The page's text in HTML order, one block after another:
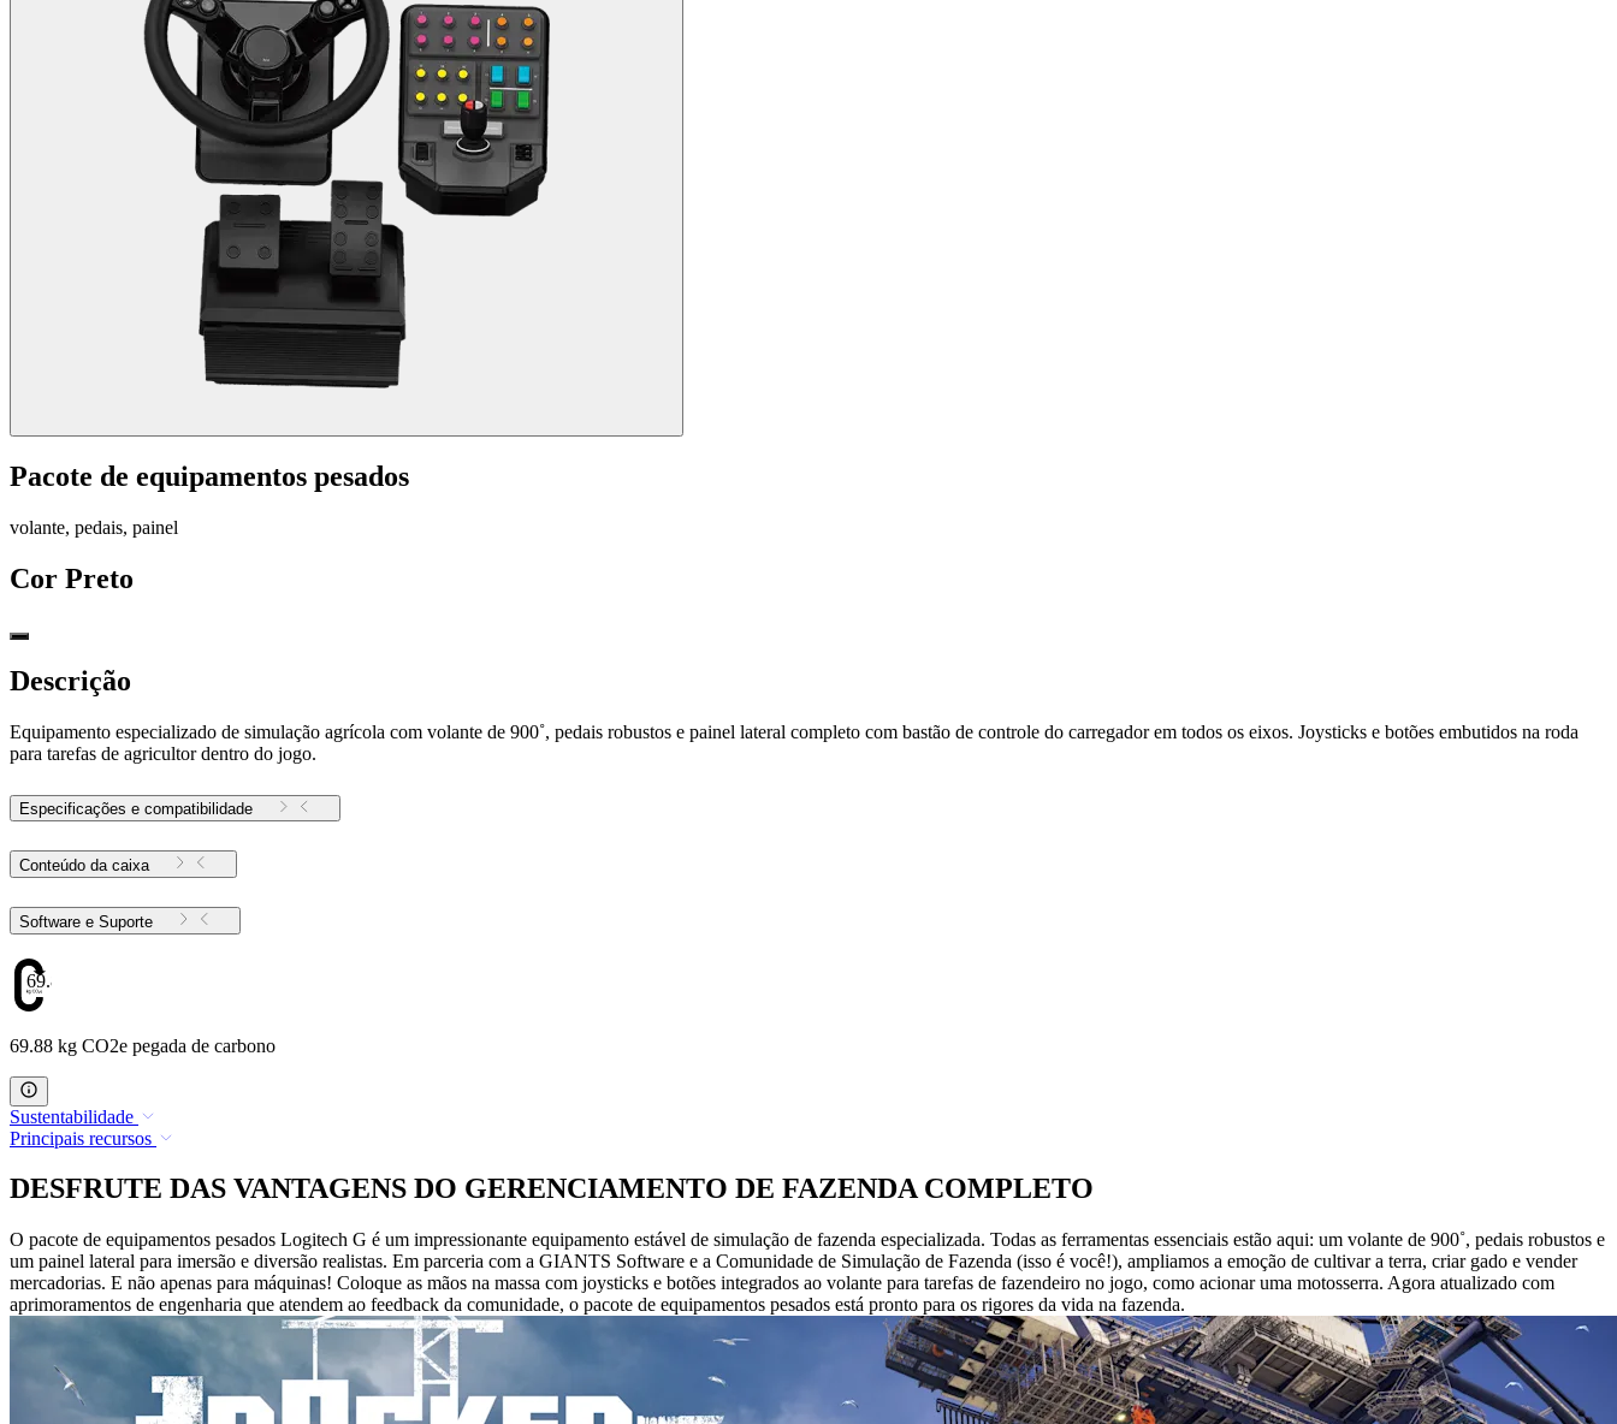
Pacote de equipamentos pesados
volante, pedais, painel
Cor Preto
Descrição
Equipamento especializado de simulação agrícola com volante de 900˚, pedais robustos e painel lateral completo com bastão de controle do carregador em todos os eixos. Joysticks e botões embutidos na roda
para tarefas de agricultor dentro do jogo.
Especificações e compatibilidade
Conteúdo da caixa
Software e Suporte
69.88
69.88 kg CO2e pegada de carbono
Sustentabilidade
Principais recursos
DESFRUTE DAS VANTAGENS DO GERENCIAMENTO DE FAZENDA COMPLETO
O pacote de equipamentos pesados Logitech G é um impressionante equipamento estável de simulação de fazenda especializada. Todas as ferramentas essenciais estão aqui: um volante de 900˚, pedais robustos e
um painel lateral para imersão e diversão realistas. Em parceria com a GIANTS Software e a Comunidade de Simulação de Fazenda (isso é você!), ampliamos a emoção de cultivar a terra, criar gado e vender
mercadorias. E não apenas para máquinas! Coloque as mãos na massa com joysticks e botões integrados ao volante para tarefas de fazendeiro no jogo, como acionar uma motosserra. Agora atualizado com
aprimoramentos de engenharia que atendem ao feedback da comunidade, o pacote de equipamentos pesados está pronto para os rigores da vida na fazenda.